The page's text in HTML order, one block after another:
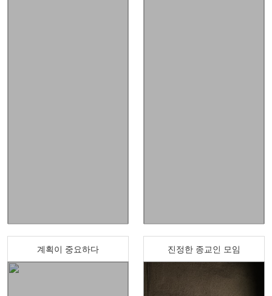
계획이 중요하다 진정한 종교인 모임